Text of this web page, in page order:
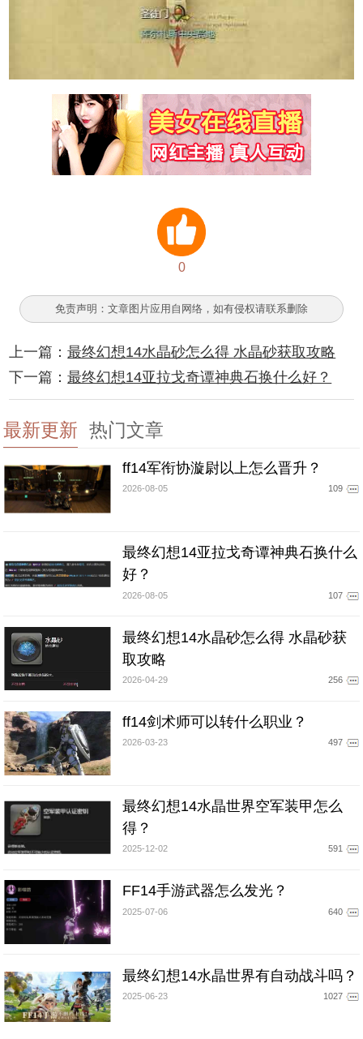
0
免责声明：文章图片应用自网络，如有侵权请联系删除
上一篇：最终幻想14水晶砂怎么得 水晶砂获取攻略
下一篇：最终幻想14亚拉戈奇谭神典石换什么好？
最新更新 热门文章
ff14军衔协漩尉以上怎么晋升？
2026-08-05 109
最终幻想14亚拉戈奇谭神典石换什么
好？
2026-08-05 107
最终幻想14水晶砂怎么得 水晶砂获
取攻略
2026-04-29 256
ff14剑术师可以转什么职业？
2026-03-23 497
最终幻想14水晶世界空军装甲怎么
得？
2025-12-02 591
FF14手游武器怎么发光？
2025-07-06 640
最终幻想14水晶世界有自动战斗吗？
2025-06-23 1027